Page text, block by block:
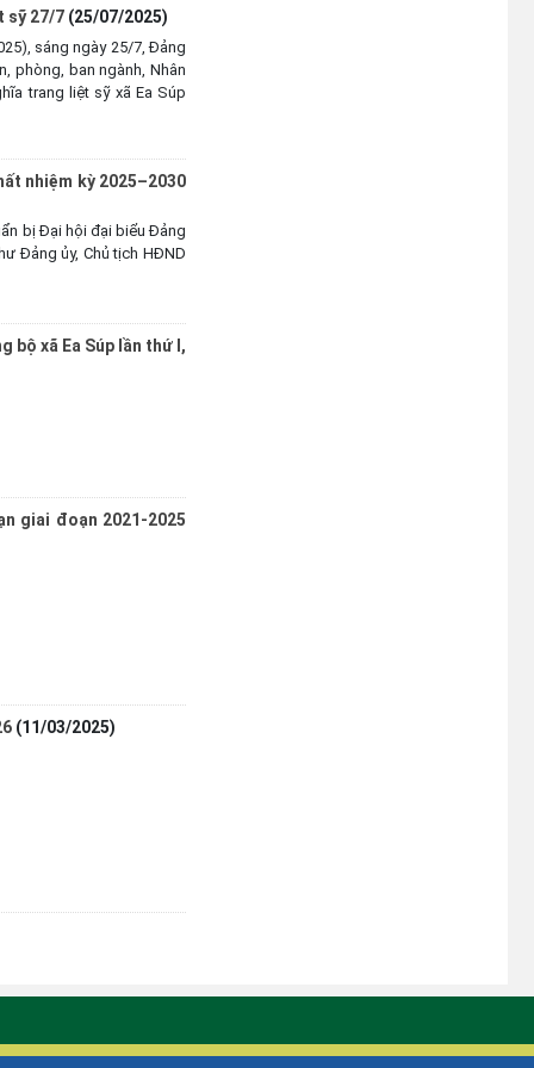
sỹ 27/7 (25/07/2025)
sáng ngày 25/7, Đảng
phòng, ban ngành, Nhân
trang liệt sỹ xã Ea Súp
nhiệm kỳ 2025–2030
bị Đại hội đại biểu Đảng
Đảng ủy, Chủ tịch HĐND
bộ xã Ea Súp lần thứ I,
giai đoạn 2021-2025
(11/03/2025)